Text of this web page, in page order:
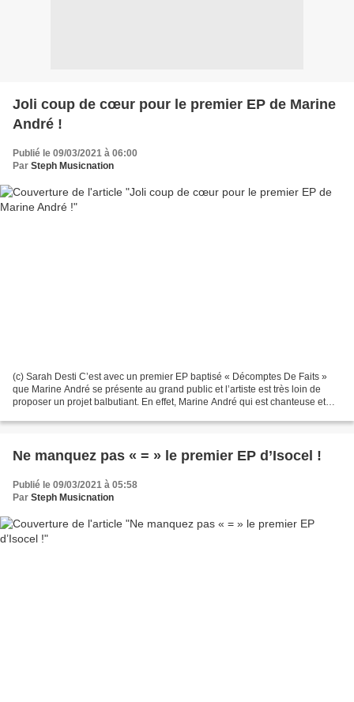
Joli coup de cœur pour le premier EP de Marine
André !
Publié le 09/03/2021 à 06:00
Par Steph Musicnation
(c) Sarah Desti C’est avec un premier EP baptisé « Décomptes De Faits »
que Marine André se présente au grand public et l’artiste est très loin de
proposer un projet balbutiant. En effet, Marine André qui est chanteuse et
Ne manquez pas « = » le premier EP d’Isocel !
Publié le 09/03/2021 à 05:58
Par Steph Musicnation